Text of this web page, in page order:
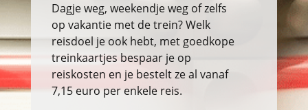
Dagje weg, weekendje weg of zelfs
op vakantie met de trein? Welk
reisdoel je ook hebt, met goedkope
treinkaartjes bespaar je op
reiskosten en je bestelt ze al vanaf
7,15 euro per enkele reis.